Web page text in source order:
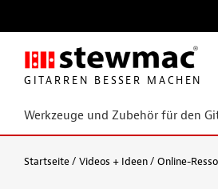
GITARREN BESSER MACHEN
Werkzeuge und Zubehör für den
Startseite Videos + Ideen Online-